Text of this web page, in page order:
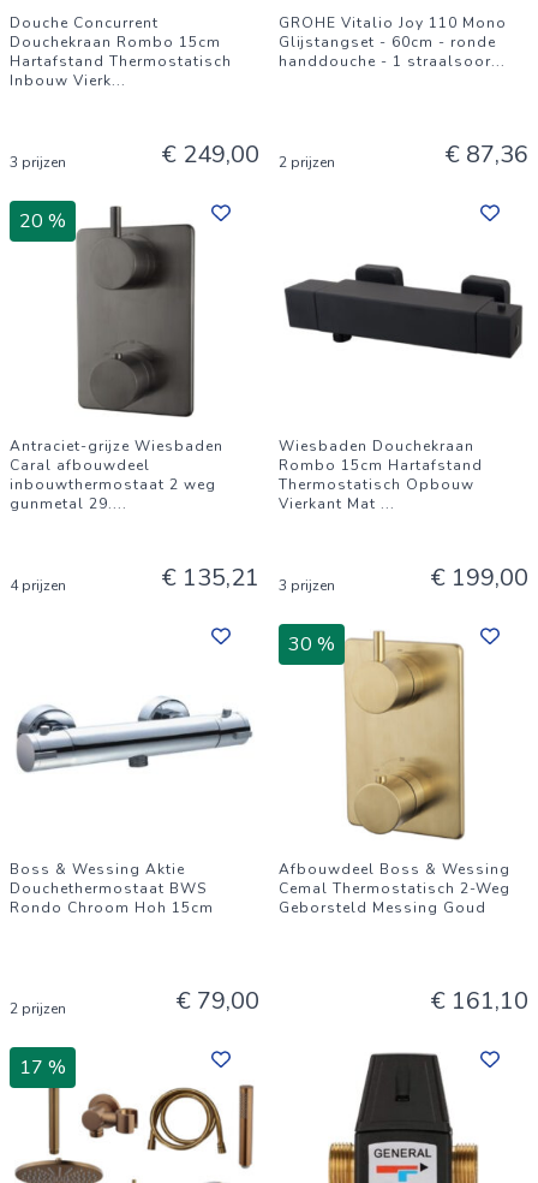
Douche Concurrent
Douchekraan Rombo 15cm
Hartafstand Thermostatisch
Inbouw Vierk...
3 prijzen € 249,00
GROHE Vitalio Joy 110 Mono
Glijstangset - 60cm - ronde
handdouche - 1 straalsoor...
2 prijzen € 87,36
20 %
Antraciet-grijze Wiesbaden
Caral afbouwdeel
inbouwthermostaat 2 weg
gunmetal 29....
4 prijzen € 135,21
Wiesbaden Douchekraan
Rombo 15cm Hartafstand
Thermostatisch Opbouw
Vierkant Mat ...
3 prijzen € 199,00
Boss & Wessing Aktie
Douchethermostaat BWS
Rondo Chroom Hoh 15cm
2 prijzen € 79,00
30 %
Afbouwdeel Boss & Wessing
Cemal Thermostatisch 2-Weg
Geborsteld Messing Goud
€ 161,10
17 %